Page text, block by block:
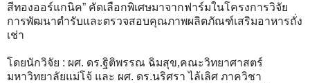
สีทองออร์แกนิค” คัดเลือกพิเศษมาจากฟาร์มในโครงการวิจัย
การพัฒนาตำรับและตรวจสอบคุณภาพผลิตภัณฑ์เสริมอาหารถั่ง
เช่า
โดยนักวิจัย : ผศ. ดร.ฐิติพรรณ ฉิมสุข,คณะวิทยาศาสตร์
มหาวิทยาลัยแม่โจ้ และ ผศ. ดร.นริศรา ไล้เลิศ ภาควิชา